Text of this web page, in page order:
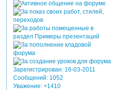
Зарегистрирован: 16-03-2011
Сообщений:1052
Уважение: +1410